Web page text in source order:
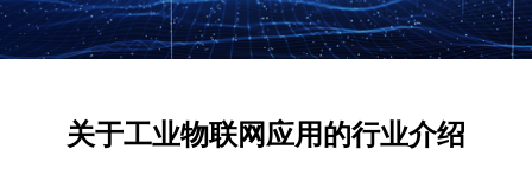
关于工业物联网应用的行业介绍